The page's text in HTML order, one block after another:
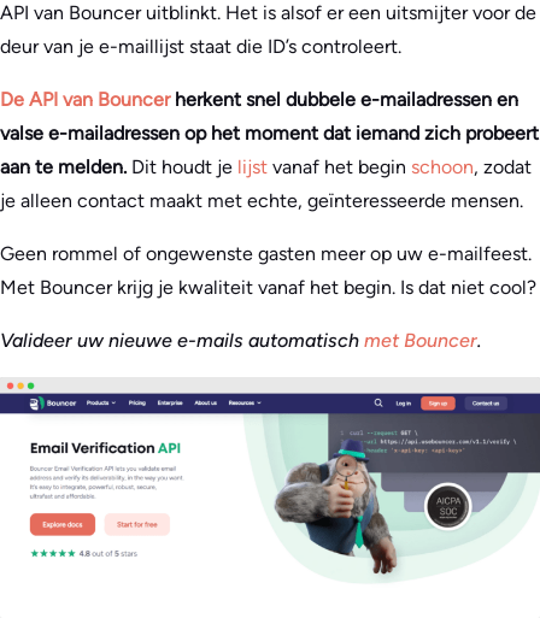
API van Bouncer uitblinkt. Het is alsof er een uitsmijter voor de
deur van je e-maillijst staat die ID’s controleert.
De API van Bouncerherkent snel dubbele e-mailadressen en
valse e-mailadressen op het moment dat iemand zich probeert
aan te melden. Dit houdt je lijst vanaf het begin schoon, zodat
je alleen contact maakt met echte, geïnteresseerde mensen.
Geen rommel of ongewenste gasten meer op uw e-mailfeest.
Met Bouncer krijg je kwaliteit vanaf het begin. Is dat niet cool?
Valideer uw nieuwe e-mails automatisch met Bouncer.